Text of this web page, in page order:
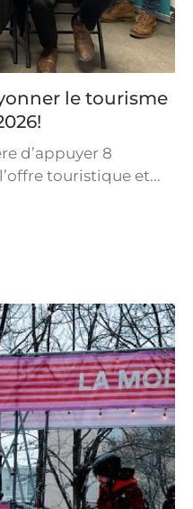
le tourisme
d’appuyer 8
touristique et...